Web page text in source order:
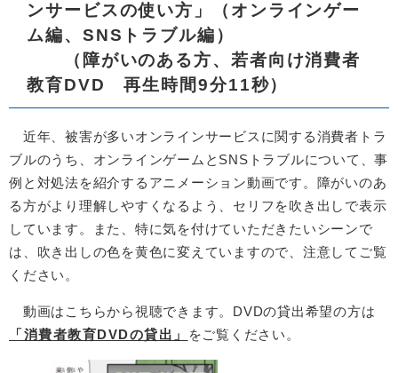
ンサービスの使い方」（オンラインゲー
ム編、SNSトラブル編）
（障がいのある方、若者向け消費者
教育DVD 再生時間9分11秒）
近年、被害が多いオンラインサービスに関する消費者トラ
ブルのうち、オンラインゲームとSNSトラブルについて、事
例と対処法を紹介するアニメーション動画です。障がいのあ
る方がより理解しやすくなるよう、セリフを吹き出しで表示
しています。また、特に気を付けていただきたいシーンで
は、吹き出しの色を黄色に変えていますので、注意してご覧
ください。
動画はこちらから視聴できます。DVDの貸出希望の方は
「消費者教育DVDの貸出」
をご覧ください。